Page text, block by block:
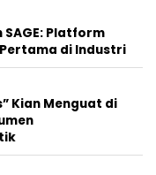
Platform
di Industri
Kian Menguat di